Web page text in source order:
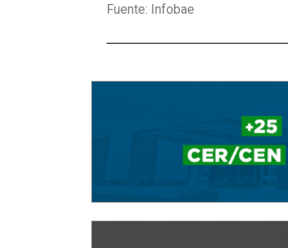
Fuente: Infobae